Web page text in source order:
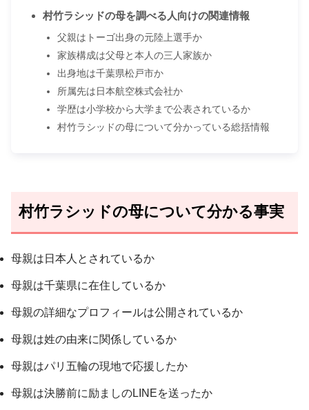
村竹ラシッドの母を調べる人向けの関連情報
父親はトーゴ出身の元陸上選手か
家族構成は父母と本人の三人家族か
出身地は千葉県松戸市か
所属先は日本航空株式会社か
学歴は小学校から大学まで公表されているか
村竹ラシッドの母について分かっている総括情報
村竹ラシッドの母について分かる事実
母親は日本人とされているか
母親は千葉県に在住しているか
母親の詳細なプロフィールは公開されているか
母親は姓の由来に関係しているか
母親はパリ五輪の現地で応援したか
母親は決勝前に励ましのLINEを送ったか